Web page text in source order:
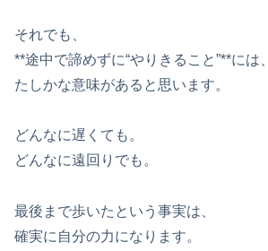
それでも、
**途中で諦めずに“やりきること”**には、
たしかな意味があると思います。
どんなに遅くても。
どんなに遠回りでも。
最後まで歩いたという事実は、
確実に自分の力になります。